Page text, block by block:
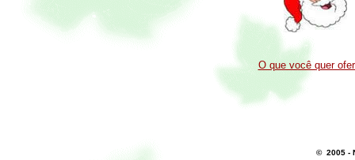
O que você quer
© 2005 -